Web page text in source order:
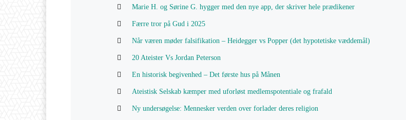
Marie H. og Sørine G. hygger med den nye app, der skriver hele prædikener
Færre tror på Gud i 2025
Når væren møder falsifikation – Heidegger vs Popper (det hypotetiske væddemål)
20 Ateister Vs Jordan Peterson
En historisk begivenhed – Det første hus på Månen
Ateistisk Selskab kæmper med uforløst medlemspotentiale og frafald
Ny undersøgelse: Mennesker verden over forlader deres religion